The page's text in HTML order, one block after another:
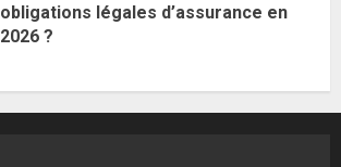
obligations légales d’assurance en
2026 ?